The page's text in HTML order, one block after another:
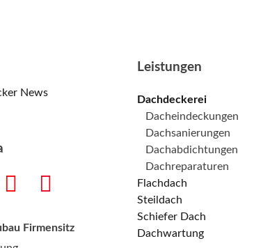
News
Firmensitz
Leistungen
Dachdeckerei
Dacheindeckungen
Dachsanierungen
Dachabdichtungen
Dachreparaturen
Flachdach
Steildach
Schiefer Dach
Dachwartung